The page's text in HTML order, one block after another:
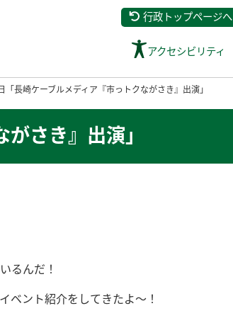
行政トップページへ
アクセシビリティ
長崎ケーブルメディア『市っトクながさき』出演」
さき』出演」
るんだ！
ベント紹介をしてきたよ～！